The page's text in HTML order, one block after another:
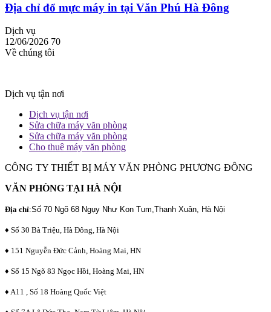
Địa chỉ đổ mực máy in tại Văn Phú Hà Đông
Dịch vụ
12/06/2026 70
Về chúng tôi
Dịch vụ tận nơi
Dịch vụ tận nơi
Sửa chữa máy văn phòng
Sửa chữa máy văn phòng
Cho thuê máy văn phòng
CÔNG TY THIẾT BỊ MÁY VĂN PHÒNG PHƯƠNG ĐÔNG
VĂN PHÒNG TẠI HÀ NỘI
Địa chỉ:Số 70 Ngõ 68 Ngụy Như Kon Tum,Thanh Xuân, Hà Nội
♦ Số 30 Bà Triệu, Hà Đông, Hà Nội
♦ 151 Nguyễn Đức Cảnh, Hoàng Mai, HN
♦ Số 15 Ngõ 83 Ngọc Hồi, Hoàng Mai, HN
♦ A11 , Số 18 Hoàng Quốc Việt